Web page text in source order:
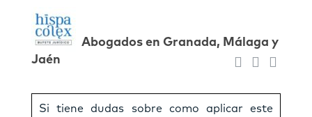
Abogados en Granada, Málaga y
Jaén
Si tiene dudas sobre como aplicar este